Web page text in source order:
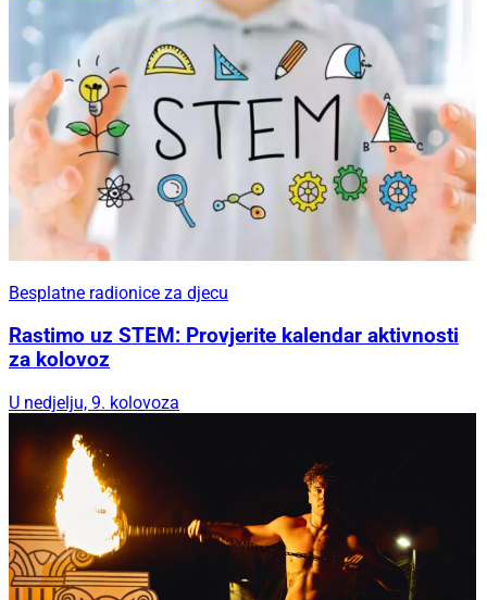
Besplatne radionice za djecu
Rastimo uz STEM: Provjerite kalendar aktivnosti
za kolovoz
U nedjelju, 9. kolovoza